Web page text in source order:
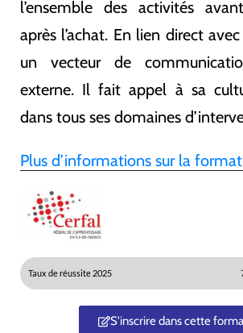
l’ensemble des activités
après l’achat. En lien direct
un vecteur de
externe. Il fait appel à sa
dans tous ses domaines
Plus d’informations sur la
Taux de réussite 2025
S'inscrire dans cette